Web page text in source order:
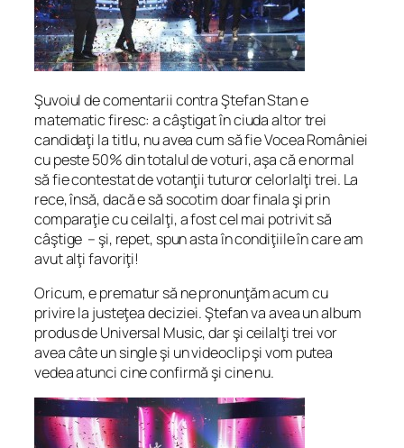
Şuvoiul de comentarii contra Ştefan Stan e
matematic firesc: a câştigat în ciuda altor trei
candidaţi la titlu, nu avea cum să fie Vocea României
cu peste 50% din totalul de voturi, aşa că e normal
să fie contestat de votanţii tuturor celorlalţi trei. La
rece, însă, dacă e să socotim doar finala şi prin
comparaţie cu ceilalţi, a fost cel mai potrivit să
câştige – şi, repet, spun asta în condiţiile în care am
avut alţi favoriţi!
Oricum, e prematur să ne pronunţăm acum cu
privire la justeţea deciziei. Ştefan va avea un album
produs de Universal Music, dar şi ceilalţi trei vor
avea câte un single şi un videoclip şi vom putea
vedea atunci cine confirmă şi cine nu.